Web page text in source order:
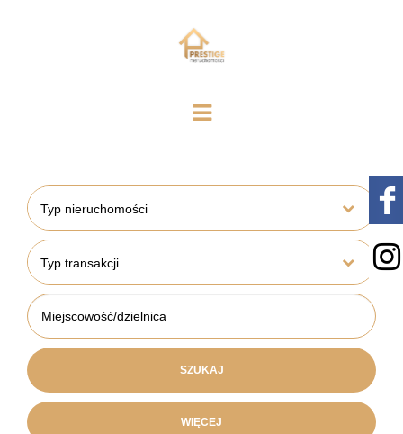
Typ nieruchomości
Typ transakcji
WIĘCEJ